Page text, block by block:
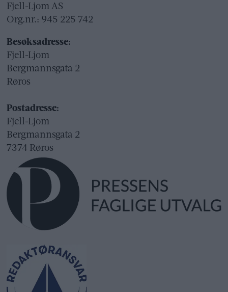
Fjell-Ljom AS
Org.nr.: 945 225 742
Besøksadresse:
Fjell-Ljom
Bergmannsgata 2
Røros
Postadresse:
Fjell-Ljom
Bergmannsgata 2
7374 Røros